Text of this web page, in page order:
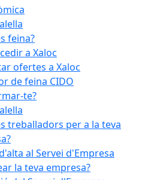
feina?
a Xaloc
ofertes a Xaloc
de feina CIDO
te?
treballadors per a la teva
al Servei d'Empresa
la teva empresa?